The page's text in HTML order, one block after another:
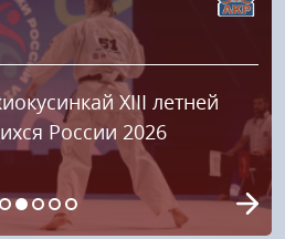
XIII летней
России 2026